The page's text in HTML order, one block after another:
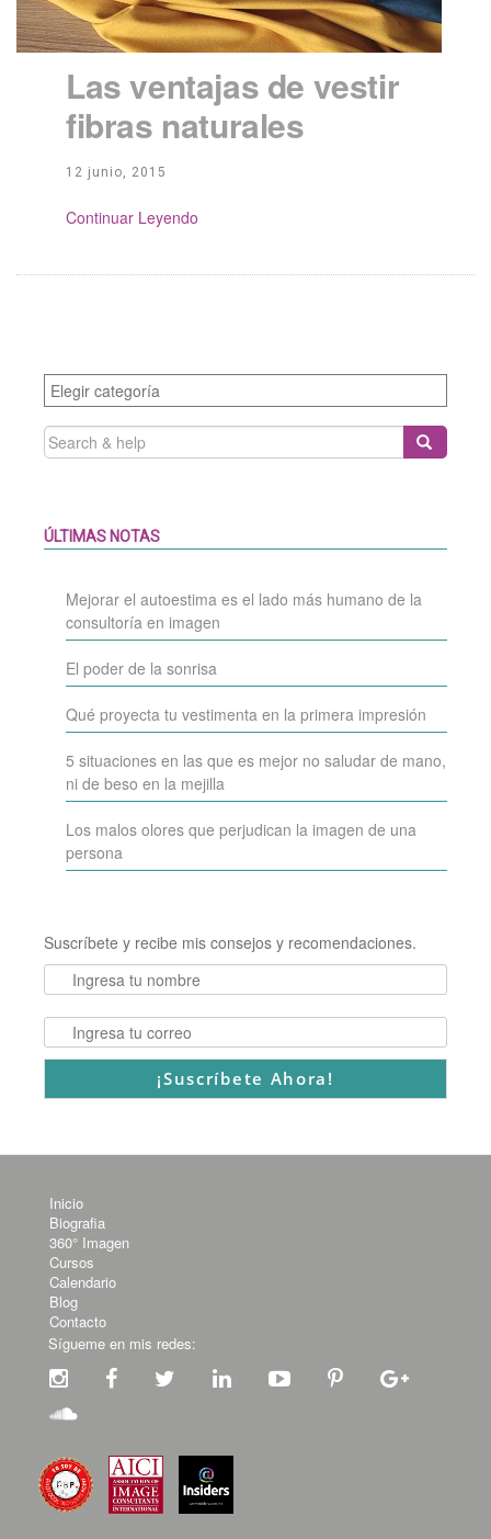
Las ventajas de vestir
fibras naturales
12 junio, 2015
Continue Reading
Categories
SEARCH
FOR:
ÚLTIMAS NOTAS
Mejorar el autoestima es el lado más humano de la
consultoría en imagen
El poder de la sonrisa
Qué proyecta tu vestimenta en la primera impresión
5 situaciones en las que es mejor no saludar de mano,
ni de beso en la mejilla
Los malos olores que perjudican la imagen de una
persona
Suscríbete y recibe mis consejos y recomendaciones.
Inicio
Biografia
360° Imagen
Cursos
Calendario
Blog
Contacto
Sígueme en mis redes: